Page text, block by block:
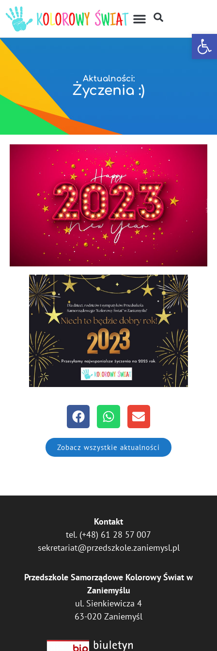
Aktualności:
Życzenia :)
Zobacz wszystkie aktualności
Kontakt
tel. (+48) 61 28 57 007
sekretariat@przedszkole.zaniemysl.pl
Przedszkole Samorządowe Kolorowy Świat w
Zaniemyślu
ul. Sienkiewicza 4
63-020 Zaniemyśl